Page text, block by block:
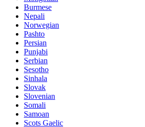
Burmese
Nepali
Norwegian
Pashto
Persian
Punjabi
Serbian
Sesotho
Sinhala
Slovak
Slovenian
Somali
Samoan
Scots Gaelic